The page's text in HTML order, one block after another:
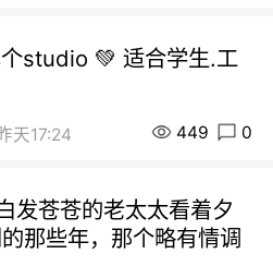
studio 💚 适合学生.工
天17:24 449 0
发苍苍的老太太看着夕
那些年，那个略有情调